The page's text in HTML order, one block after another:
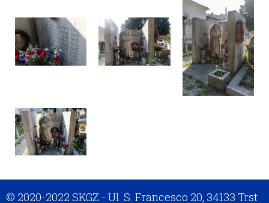
© 2020-2022 SKGZ - Ul. S. Francesco 20, 34133 Trst